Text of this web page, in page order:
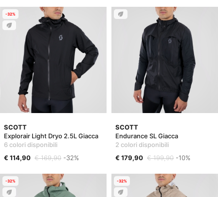
SCOTT
Explorair Light Dryo 2.5L Giacca
6 colori disponibili
€ 114,90 € 169,90 -32%
-32%
SCOTT
Endurance SL Giacca
2 colori disponibili
€ 179,90 € 199,90 -10%
-32% -32%